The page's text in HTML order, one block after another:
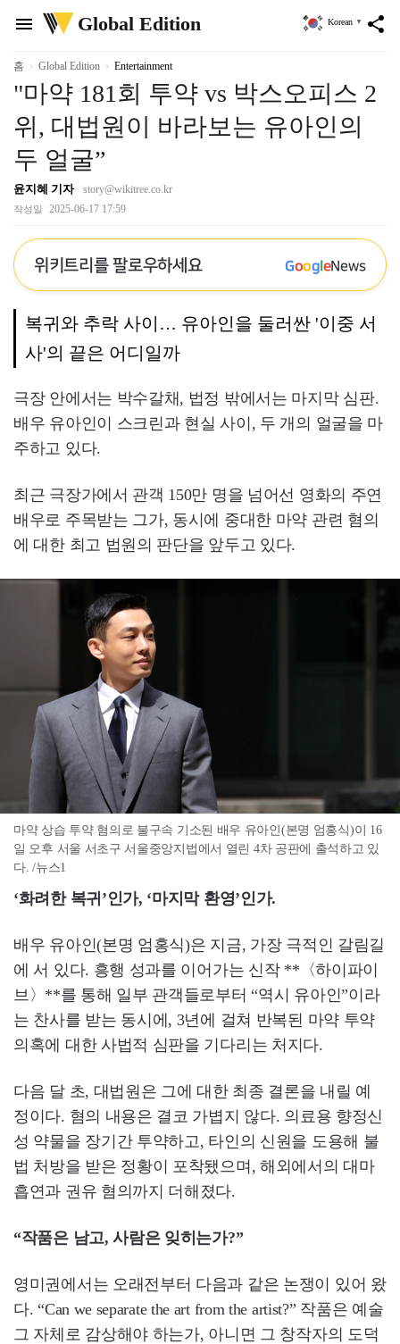
menu
위
키
리
Global Edition share
Korean ▼
홈 Global Edition Entertainment
"마약 181회 투약 vs 박스오피스 2
위, 대법원이 바라보는 유아인의
두 얼굴”
윤지혜 기자 story@wikitree.co.kr
작성일 2025-06-17 17:59
위키트리를 팔로우하세요 GoogleNews
복귀와 추락 사이… 유아인을 둘러싼 '이중 서
사'의 끝은 어디일까
극장 안에서는 박수갈채, 법정 밖에서는 마지막 심판.
배우 유아인이 스크린과 현실 사이, 두 개의 얼굴을 마
주하고 있다.
최근 극장가에서 관객 150만 명을 넘어선 영화의 주연
배우로 주목받는 그가, 동시에 중대한 마약 관련 혐의
에 대한 최고 법원의 판단을 앞두고 있다.
마약 상습 투약 혐의로 불구속 기소된 배우 유아인(본명 엄홍식)이 16
일 오후 서울 서초구 서울중앙지법에서 열린 4차 공판에 출석하고 있
다. /뉴스1
‘화려한 복귀’인가, ‘마지막 환영’인가.
배우 유아인(본명 엄홍식)은 지금, 가장 극적인 갈림길
에 서 있다. 흥행 성과를 이어가는 신작 **〈하이파이
브〉**를 통해 일부 관객들로부터 “역시 유아인”이라
는 찬사를 받는 동시에, 3년에 걸쳐 반복된 마약 투약
의혹에 대한 사법적 심판을 기다리는 처지다.
다음 달 초, 대법원은 그에 대한 최종 결론을 내릴 예
정이다. 혐의 내용은 결코 가볍지 않다. 의료용 향정신
성 약물을 장기간 투약하고, 타인의 신원을 도용해 불
법 처방을 받은 정황이 포착됐으며, 해외에서의 대마
흡연과 권유 혐의까지 더해졌다.
“작품은 남고, 사람은 잊히는가?”
영미권에서는 오래전부터 다음과 같은 논쟁이 있어 왔
다. “Can we separate the art from the artist?” 작품은 예술
그 자체로 감상해야 하는가, 아니면 그 창작자의 도덕